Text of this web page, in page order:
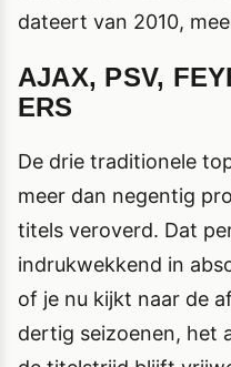
dateert van 2010,
AJAX, PSV,
ERS
De drie traditionele
meer dan negentig
titels veroverd. Dat
indrukwekkend in
of je nu kijkt naar de
dertig seizoenen, het